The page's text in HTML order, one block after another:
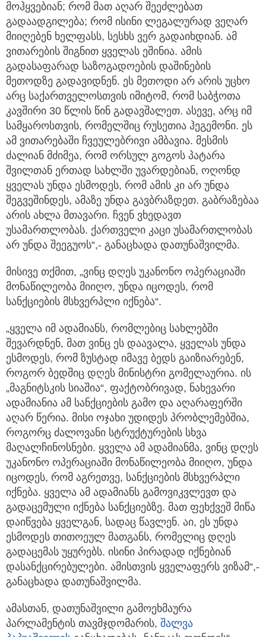
მოჰყვებიან; რომ მათ აღარ შეეძლებათ
გადაადგილება; რომ ისინი ლეგალურად ვეღარ
მიიღებენ ხელფასს, სესხს ვერ გადაიხდიან. ამ
ვითარების შიგნით ყველას ეშინია. ამის
გადასაფარად საზოგადოების დაშინების
მეთოდზე გადავიდნენ. ეს მეთოდი არ არის უცხო
არც საქართველოსთვის იმიტომ, რომ საბჭოთა
კავშირი 30 წლის წინ გადავშალეთ. ასევე, არც იმ
სამყაროსთვის, რომელშიც რუსეთია ჰეგემონი. ეს
ამ ვითარებაში ჩვეულებრივი ამბავია. მესმის
ძალიან მძიმეა, რომ ორსულ გოგოს პატარა
შვილთან ერთად სახლში უვარდებიან, ოღონდ
ყველას უნდა ესმოდეს, რომ ამის კი არ უნდა
შეგვეშინდეს, ამაზე უნდა გავბრაზდეთ. გაბრაზებაა
არის ახლა მთავარი. ჩვენ ვხედავთ
უსამართლობას. ქართველი კაცი უსამართლობას
არ უნდა შეეგუოს“,- განაცხადა დათუნაშვილმა.
მისივე თქმით, „ვინც დღეს უკანონო ოპერაციაში
მონაწილეობა მიიღო, უნდა იცოდეს, რომ
სანქციების მსხვერპლი იქნება“.
„ყველა იმ ადამიანს, რომლებიც სახლებში
შევარდნენ, მათ ვინც ეს დაავალა, ყველას უნდა
ესმოდეს, რომ ზუსტად იმავე ბედს გაიზიარებენ,
როგორ ბედშიც დღეს მინისტრი გომელაურია. ის
„მაგნიტსკის სიაშია“, ფაქტობრივად, ნახევარი
ადამიანია ამ სანქციების გამო და აღარაფერში
აღარ წერია. მისი ოჯახი უდიდეს პრობლემებშია,
როგორც ძალოვანი სტრუქტურების სხვა
მაღალჩინოსნები. ყველა ამ ადამიანმა, ვინც დღეს
უკანონო ოპერაციაში მონაწილეობა მიიღო, უნდა
იცოდეს, რომ აგრეთვე, სანქციების მსხვერპლი
იქნება. ყველა ამ ადამიანს გამოვიკვლევთ და
გადაცემული იქნება სანქციებზე. მათ ფეხქვეშ მიწა
დაიწვება ყველგან, სადაც წავლენ. აი, ეს უნდა
ესმოდეს თითოეულ მათგანს, რომელიც დღეს
გადაცემას უყურებს. ისინი პირადად იქნებიან
დასანქცირებულები. ამისთვის ყველაფერს ვიზამ“,-
განაცხადა დათუნაშვილმა.
ამასთან, დათუნაშვილი გამოეხმაურა
პარლამენტის თავმჯდომარის, შალვა